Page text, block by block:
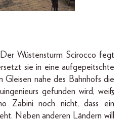
Der Wüstensturm Scirocco fegt
sie in eine aufgepeitschte
Gleisen nahe des Bahnhofs die
gefunden wird, weiß
Zabini noch nicht, dass ein
Neben anderen Ländern will